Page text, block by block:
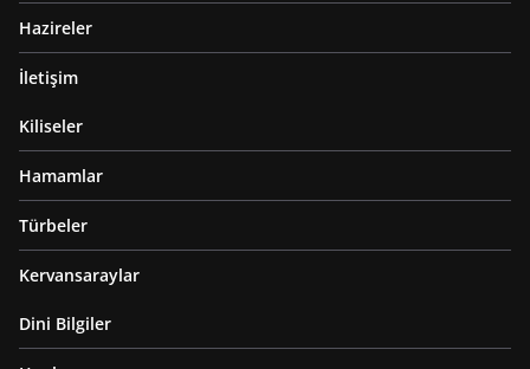
Hazireler
İletişim
Kiliseler
Hamamlar
Türbeler
Kervansaraylar
Dini Bilgiler